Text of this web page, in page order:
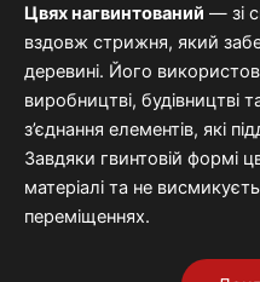
Цвяхнагвинтований — зі
вздовж стрижня, який
деревині. Його
виробництві, будівництві
з’єднання елементів, які
Завдяки гвинтовій формі
матеріалі та не
переміщеннях.